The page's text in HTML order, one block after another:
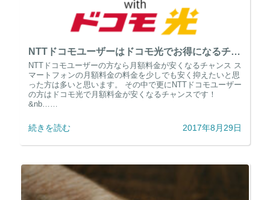
NTTドコモユーザーはドコモ光でお得になるチャンス！
NTTドコモユーザーの方なら月額料金が安くなるチャンス ス
マートフォンの月額料金の料金を少しでも安く抑えたいと思
った方は多いと思います。 その中で更にNTTドコモユーザー
の方はドコモ光で月額料金が安くなるチャンスです！
&nb……
続きを読む 2017年8月29日